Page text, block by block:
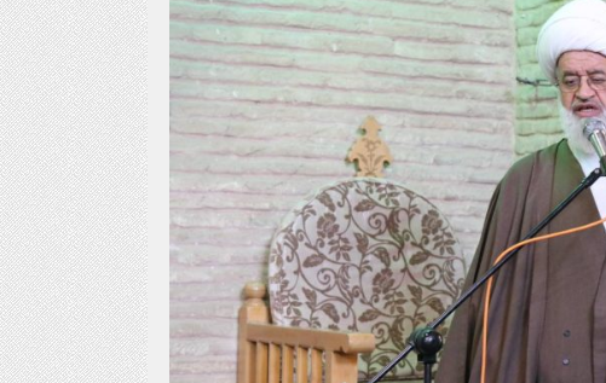
تفسیر قرآن – آیات ۱۱ تا ۱۳ سوره شورا ولادت امام علی